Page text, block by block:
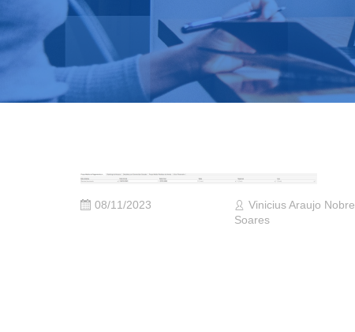
08/11/2023
Vinicius Araujo Nobre
Soares